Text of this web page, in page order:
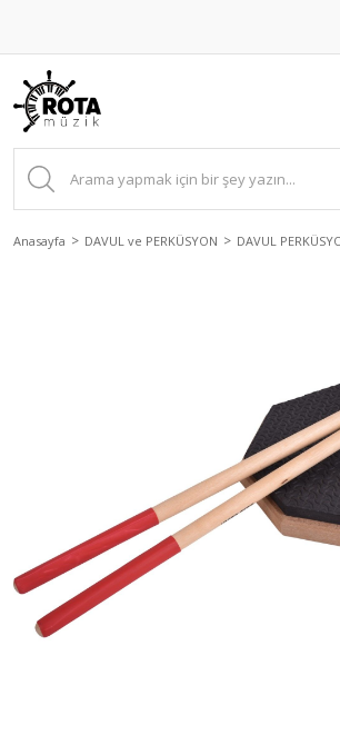
Anasayfa DAVUL ve PERKÜSYON DAVUL